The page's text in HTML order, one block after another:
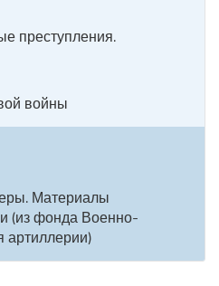
преступления.
войны
Материалы
(из фонда Военно-
артиллерии)